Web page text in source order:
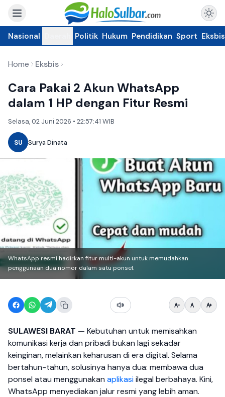
Nasional Politik Hukum Pendidikan Sport Eksbis
Home Eksbis
Cara Pakai 2 Akun WhatsApp
dalam 1 HP dengan Fitur Resmi
Selasa, 02 Juni 2026 • 22:57:41 WIB
SU Surya Dinata
WhatsApp resmi hadirkan fitur multi-akun untuk memudahkan
penggunaan dua nomor dalam satu ponsel.
SULAWESI BARAT — Kebutuhan untuk memisahkan
komunikasi kerja dan pribadi bukan lagi sekadar
keinginan, melainkan keharusan di era digital. Selama
bertahun-tahun, solusinya hanya dua: membawa dua
ponsel atau menggunakan aplikasiilegal berbahaya. Kini,
WhatsApp menyediakan jalur resmi yang lebih aman.